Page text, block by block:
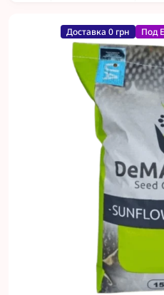
Доставка 0 грн Под